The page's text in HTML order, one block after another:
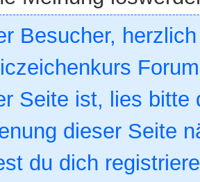
Besucher,
Seite ist, lies bitte
dieser Seite
du dich